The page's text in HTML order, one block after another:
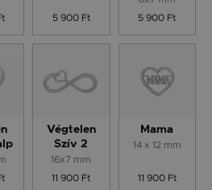
5 900 Ft
5 900 Ft
Végtelen
Szív 2
16x7 mm
11 900 Ft
Mama
14 x 12 mm
11 900 Ft